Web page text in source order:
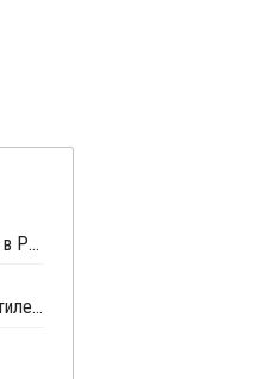
Объем производства пластиковых емкостей в России вырос на 13,2% в прошлом году
11% мировых мощностей по производству этилена могут быть закрыты - Dow